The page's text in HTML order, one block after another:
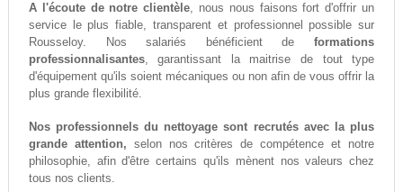
A l'écoute de notre clientèle, nous nous faisons fort d'offrir un
service le plus fiable, transparent et professionnel possible sur
Rousseloy. Nos salariés bénéficient deformations
professionnalisantes, garantissant la maitrise de tout type
d'équipement qu'ils soient mécaniques ou non afin de vous offrir la
plus grande flexibilité.
Nos professionnels du nettoyage sont recrutés avec la plus
grande attention, selon nos critères de compétence et notre
philosophie, afin d'être certains qu'ils mènent nos valeurs chez
tous nos clients.